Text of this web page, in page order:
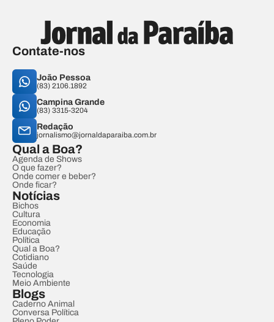
Contate-nos
João Pessoa
(83) 2106.1892
Campina Grande
(83) 3315-3204
Redação
jornalismo@jornaldaparaiba.com.br
Qual a Boa?
Agenda de Shows
O que fazer?
Onde comer e beber?
Onde ficar?
Notícias
Bichos
Cultura
Economia
Educação
Política
Qual a Boa?
Cotidiano
Saúde
Tecnologia
Meio Ambiente
Blogs
Caderno Animal
Conversa Política